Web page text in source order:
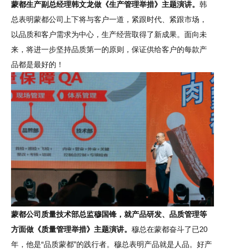
蒙都生产副总经理韩文龙做《生产管理举措》主题演讲。韩
总表明蒙都公司上下将与客户一道，紧跟时代、紧跟市场，
以品质和客户需求为中心，生产经营取得了新成果。面向未
来，将进一步坚持品质第一的原则，保证供给客户的每款产
品都是最好的！
蒙都公司质量技术部总监穆国锋，就产品研发、品质管理等
方面做《质量管理举措》主题演讲。穆总在蒙都奋斗了已20
年，他是“品质蒙都”的践行者。穆总表明产品就是人品。好产